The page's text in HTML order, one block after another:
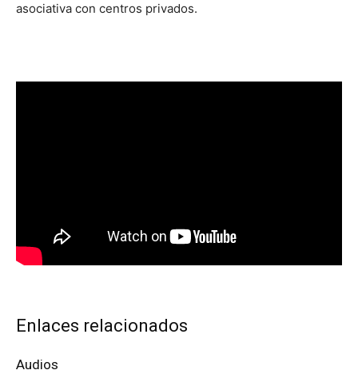
asociativa con centros privados.
Enlaces relacionados
Audios